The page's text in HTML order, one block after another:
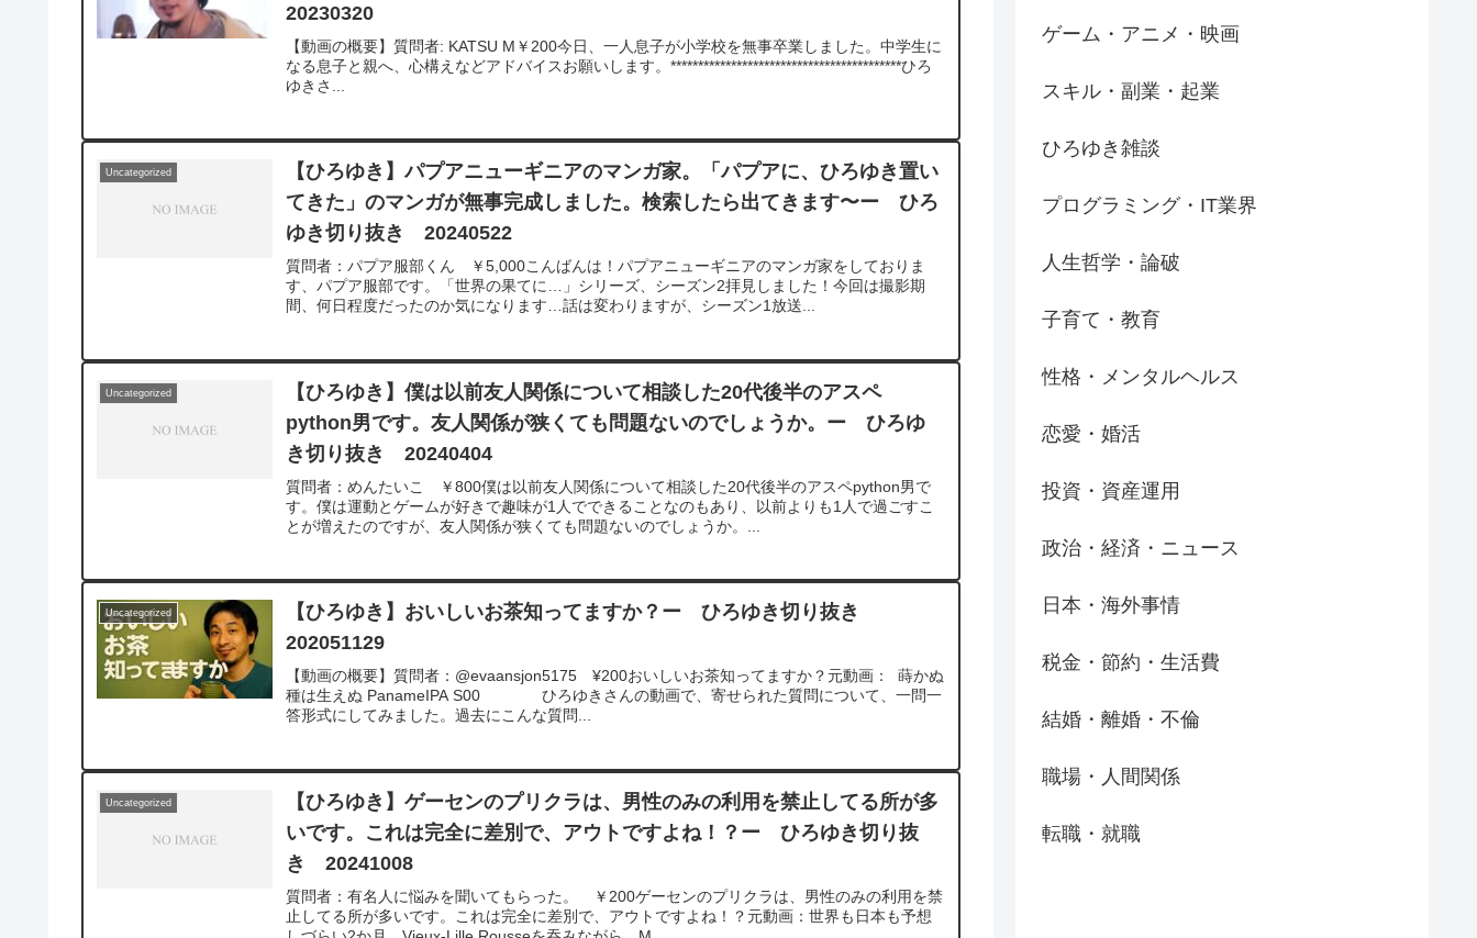
20230320
【動画の概要】質問者: KATSU M￥200今日、一人息子が小学校を無事卒業しました。中学生に
なる息子と親へ、心構えなどアドバイスお願いします。******************************************ひろ
ゆきさ...
Uncategorized
【ひろゆき】パプアニューギニアのマンガ家。「パプアに、ひろゆき置い
てきた」のマンガが無事完成しました。検索したら出てきます〜ー ひろ
ゆき切り抜き 20240522
質問者：パプア服部くん ￥5,000こんばんは！パプアニューギニアのマンガ家をしておりま
す、パプア服部です。「世界の果てに…」シリーズ、シーズン2拝見しました！今回は撮影期
間、何日程度だったのか気になります…話は変わりますが、シーズン1放送...
Uncategorized
【ひろゆき】僕は以前友人関係について相談した20代後半のアスペ
python男です。友人関係が狭くても問題ないのでしょうか。ー ひろゆ
き切り抜き 20240404
質問者：めんたいこ ￥800僕は以前友人関係について相談した20代後半のアスペpython男で
す。僕は運動とゲームが好きで趣味が1人でできることなのもあり、以前よりも1人で過ごすこ
とが増えたのですが、友人関係が狭くても問題ないのでしょうか。...
Uncategorized
【ひろゆき】おいしいお茶知ってますか？ー ひろゆき切り抜き
202051129
【動画の概要】質問者：@evaansjon5175 ¥200おいしいお茶知ってますか？元動画： 蒔かぬ
種は生えぬ PanameIPA S00 ひろゆきさんの動画で、寄せられた質問について、一問一
答形式にしてみました。過去にこんな質問...
Uncategorized
【ひろゆき】ゲーセンのプリクラは、男性のみの利用を禁止してる所が多
いです。これは完全に差別で、アウトですよね！？ー ひろゆき切り抜
き 20241008
質問者：有名人に悩みを聞いてもらった。 ￥200ゲーセンのプリクラは、男性のみの利用を禁
止してる所が多いです。これは完全に差別で、アウトですよね！？元動画：世界も日本も予想
ゲーム・アニメ・映画
スキル・副業・起業
ひろゆき雑談
プログラミング・IT業界
人生哲学・論破
子育て・教育
性格・メンタルヘルス
恋愛・婚活
投資・資産運用
政治・経済・ニュース
日本・海外事情
税金・節約・生活費
結婚・離婚・不倫
職場・人間関係
転職・就職